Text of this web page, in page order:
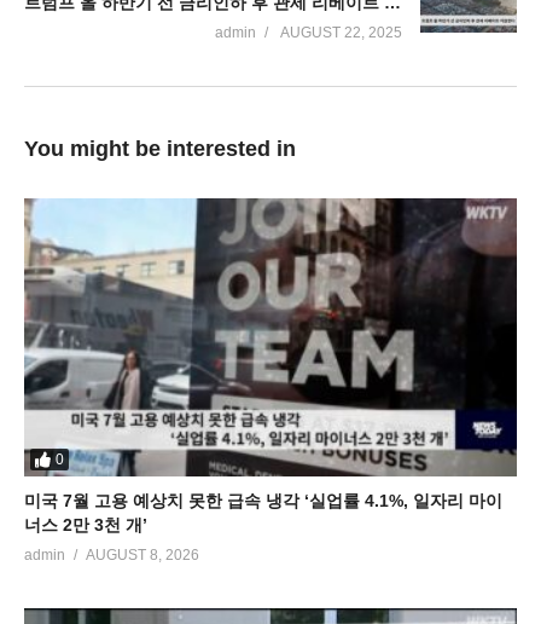
admin AUGUST 22, 2025
You might be interested in
0
미국 7월 고용 예상치 못한 급속 냉각 ‘실업률 4.1%, 일자리 마이
너스 2만 3천 개’
admin AUGUST 8, 2026